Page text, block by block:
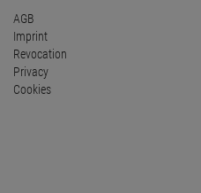
AGB
Imprint
Revocation
Privacy
Cookies